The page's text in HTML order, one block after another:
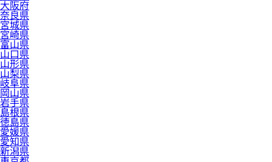
大阪府
奈良県
宮城県
宮崎県
富山県
山口県
山形県
山梨県
岐阜県
岡山県
岩手県
島根県
徳島県
愛媛県
愛知県
新潟県